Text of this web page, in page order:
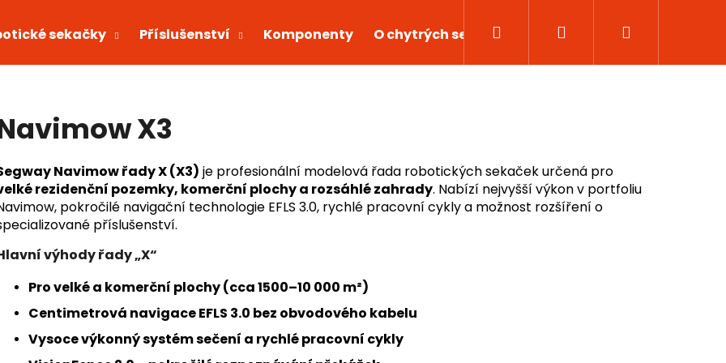
sekačky Příslušenství Komponenty O chytrých sekačkách Kontakty
Přihlášení
X3
Navimow řady X (X3) je profesionální modelová řada robotických sekaček určená pro
rezidenční pozemky, komerční plochy a rozsáhlé zahrady. Nabízí nejvyšší výkon v portfoliu
pokročilé navigační technologie EFLS 3.0, rychlé pracovní cykly a možnost rozšíření o
příslušenství.
výhody řady „X“
Pro velké a komerční plochy (cca 1500–10 000 m²)
Centimetrová navigace EFLS 3.0 bez obvodového kabelu
Vysoce výkonný systém sečení a rychlé pracovní cykly
Doporučujeme